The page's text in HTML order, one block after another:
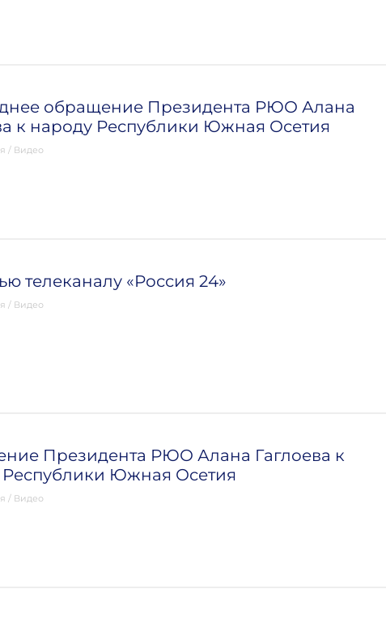
обращение Президента РЮО Алана
к народу Республики Южная Осетия
/ Видео
телеканалу «Россия 24»
/ Видео
Президента РЮО Алана Гаглоева к
Республики Южная Осетия
/ Видео